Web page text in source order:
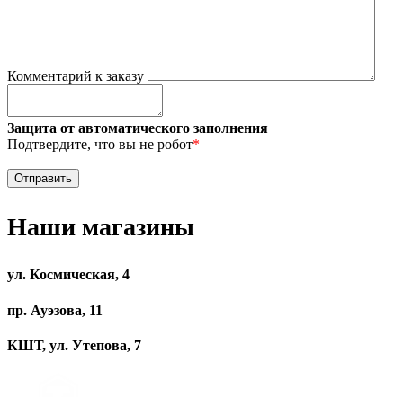
Комментарий к заказу
Защита от автоматического заполнения
Подтвердите, что вы не робот*
Наши магазины
ул. Космическая, 4
пр. Ауэзова, 11
КШТ, ул. Утепова, 7